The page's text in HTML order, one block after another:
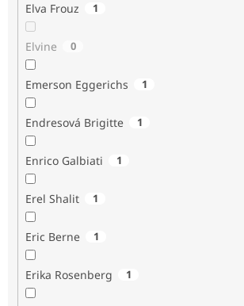
Elva Frouz 1
Elvine 0
Emerson Eggerichs 1
Endresová Brigitte 1
Enrico Galbiati 1
Erel Shalit 1
Eric Berne 1
Erika Rosenberg 1